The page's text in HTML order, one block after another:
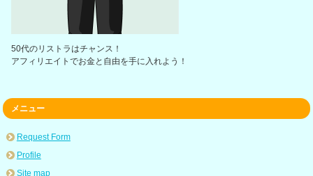
50代のリストラはチャンス！
アフィリエイトでお金と自由を手に入れよう！
メニュー
Request Form
Profile
Site map